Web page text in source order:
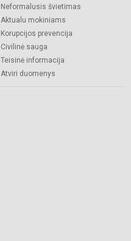
Neformalusis švietimas
Aktualu mokiniams
Korupcijos prevencija
Civilinė sauga
Teisinė informacija
Atviri duomenys